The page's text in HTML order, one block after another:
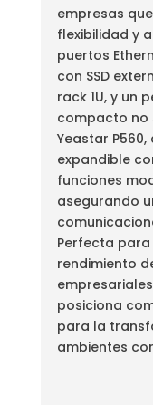
empresas
flexibilidad y
puertos
con SSD
rack 1U, y un
compacto no
Yeastar P560,
expandible
funciones
asegurando
Perfecta
rendimiento
posiciona
para la
ambientes